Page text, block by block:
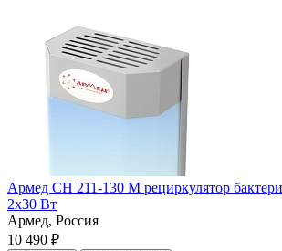
Армед СН 211-130 М рециркулятор
2х30 Вт
Армед, Россия
10 490 ₽